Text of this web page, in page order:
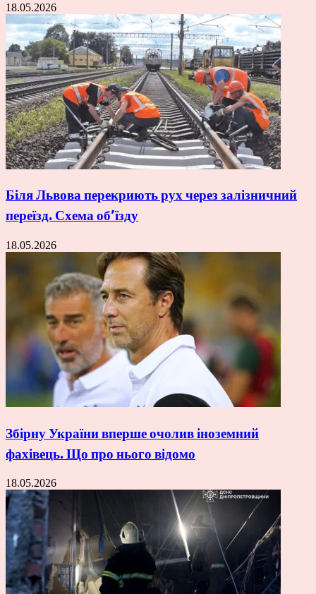
18.05.2026
Біля Львова перекриють рух через залізничний
переїзд. Схема об’їзду
18.05.2026
Збірну України вперше очолив іноземний
фахівець. Що про нього відомо
18.05.2026